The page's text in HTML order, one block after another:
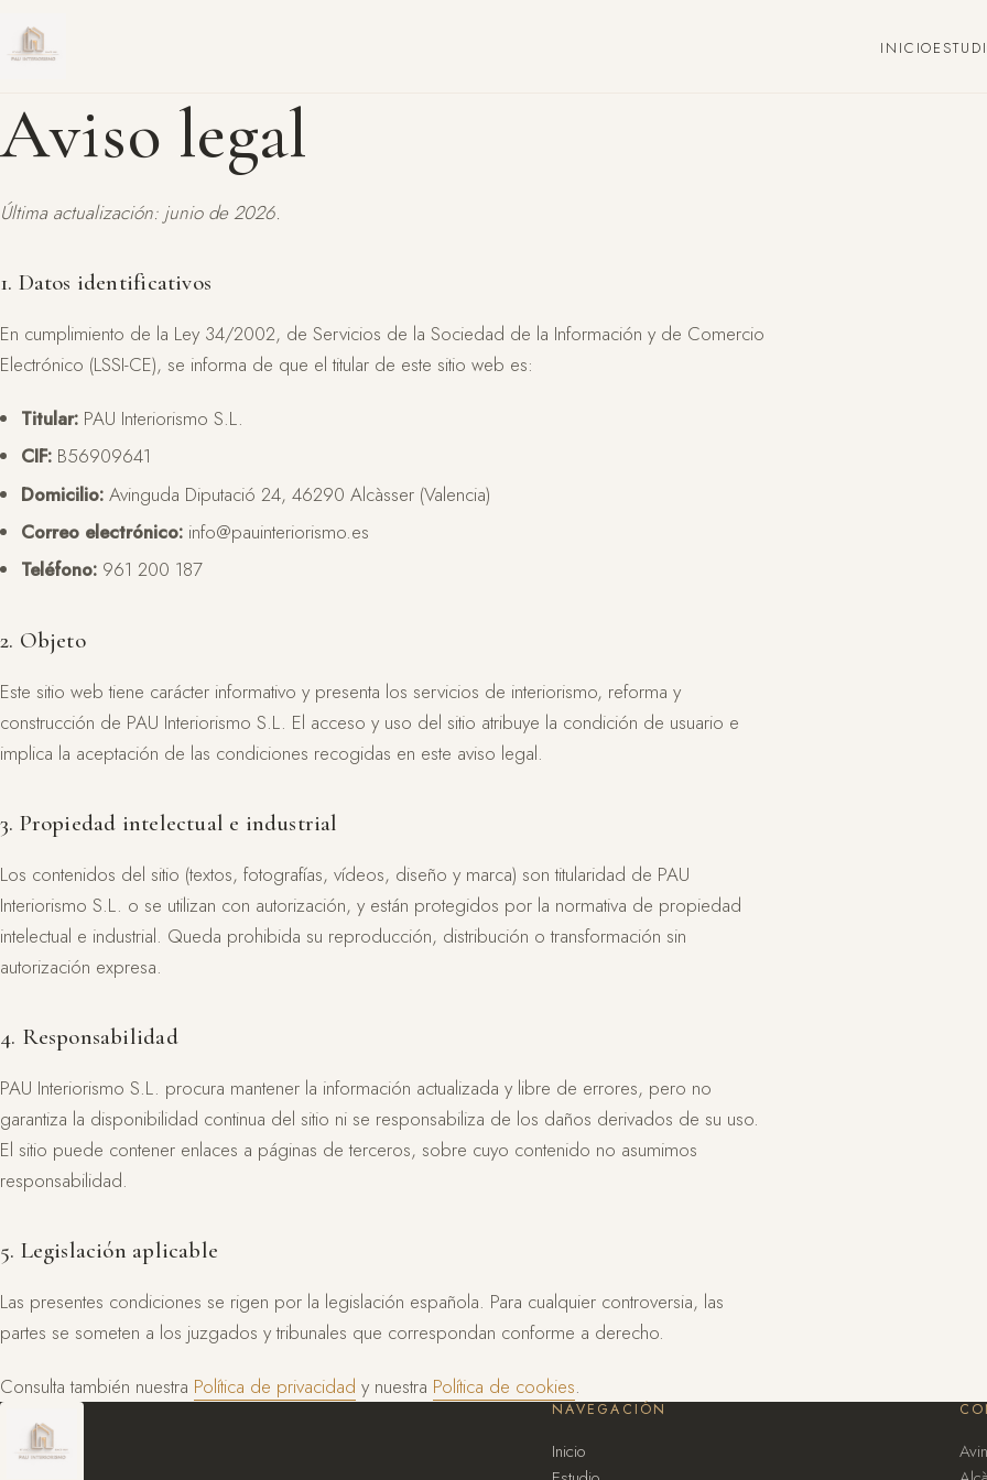
INICIO
Aviso legal
Última actualización: junio de 2026.
1. Datos identificativos
En cumplimiento de la Ley 34/2002, de Servicios de la Sociedad de la Información y de Comercio
Electrónico (LSSI-CE), se informa de que el titular de este sitio web es:
Titular: PAU Interiorismo S.L.
CIF: B56909641
Domicilio: Avinguda Diputació 24, 46290 Alcàsser (Valencia)
Correo electrónico: info@pauinteriorismo.es
Teléfono: 961 200 187
2. Objeto
Este sitio web tiene carácter informativo y presenta los servicios de interiorismo, reforma y
construcción de PAU Interiorismo S.L. El acceso y uso del sitio atribuye la condición de usuario e
implica la aceptación de las condiciones recogidas en este aviso legal.
3. Propiedad intelectual e industrial
Los contenidos del sitio (textos, fotografías, vídeos, diseño y marca) son titularidad de PAU
Interiorismo S.L. o se utilizan con autorización, y están protegidos por la normativa de propiedad
intelectual e industrial. Queda prohibida su reproducción, distribución o transformación sin
autorización expresa.
4. Responsabilidad
PAU Interiorismo S.L. procura mantener la información actualizada y libre de errores, pero no
garantiza la disponibilidad continua del sitio ni se responsabiliza de los daños derivados de su uso.
El sitio puede contener enlaces a páginas de terceros, sobre cuyo contenido no asumimos
responsabilidad.
5. Legislación aplicable
Las presentes condiciones se rigen por la legislación española. Para cualquier controversia, las
partes se someten a los juzgados y tribunales que correspondan conforme a derecho.
Consulta también nuestra Política de privacidad y nuestra Política de cookies.
NAVEGACIÓN
Inicio